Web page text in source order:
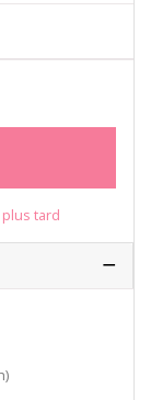
tard